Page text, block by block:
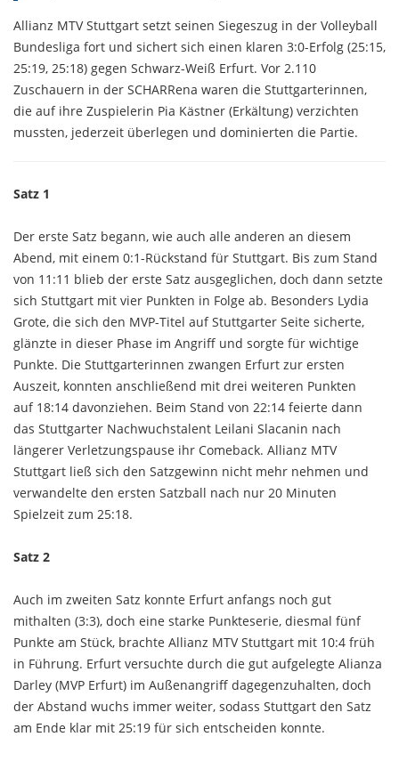
Allianz MTV Stuttgart setzt seinen Siegeszug in der Volleyball
Bundesliga fort und sichert sich einen klaren 3:0-Erfolg (25:15,
25:19, 25:18) gegen Schwarz-Weiß Erfurt. Vor 2.110
Zuschauern in der SCHARRena waren die Stuttgarterinnen,
die auf ihre Zuspielerin Pia Kästner (Erkältung) verzichten
mussten, jederzeit überlegen und dominierten die Partie.
Satz 1
Der erste Satz begann, wie auch alle anderen an diesem
Abend, mit einem 0:1-Rückstand für Stuttgart. Bis zum Stand
von 11:11 blieb der erste Satz ausgeglichen, doch dann setzte
sich Stuttgart mit vier Punkten in Folge ab. Besonders Lydia
Grote, die sich den MVP-Titel auf Stuttgarter Seite sicherte,
glänzte in dieser Phase im Angriff und sorgte für wichtige
Punkte. Die Stuttgarterinnen zwangen Erfurt zur ersten
Auszeit, konnten anschließend mit drei weiteren Punkten
auf 18:14 davonziehen. Beim Stand von 22:14 feierte dann
das Stuttgarter Nachwuchstalent Leilani Slacanin nach
längerer Verletzungspause ihr Comeback. Allianz MTV
Stuttgart ließ sich den Satzgewinn nicht mehr nehmen und
verwandelte den ersten Satzball nach nur 20 Minuten
Spielzeit zum 25:18.
Satz 2
Auch im zweiten Satz konnte Erfurt anfangs noch gut
mithalten (3:3), doch eine starke Punkteserie, diesmal fünf
Punkte am Stück, brachte Allianz MTV Stuttgart mit 10:4 früh
in Führung. Erfurt versuchte durch die gut aufgelegte Alianza
Darley (MVP Erfurt) im Außenangriff dagegenzuhalten, doch
der Abstand wuchs immer weiter, sodass Stuttgart den Satz
am Ende klar mit 25:19 für sich entscheiden konnte.